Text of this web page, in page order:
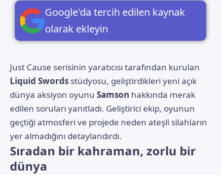
Google'da tercih edilen kaynak
olarak ekleyin
Just Cause serisinin yaratıcısı tarafından kurulan
Liquid Swords stüdyosu, geliştirdikleri yeni açık
dünya aksiyon oyunu Samson hakkında merak
edilen soruları yanıtladı. Geliştirici ekip, oyunun
geçtiği atmosferi ve projede neden ateşli silahların
yer almadığını detaylandırdı.
Sıradan bir kahraman, zorlu bir
dünya